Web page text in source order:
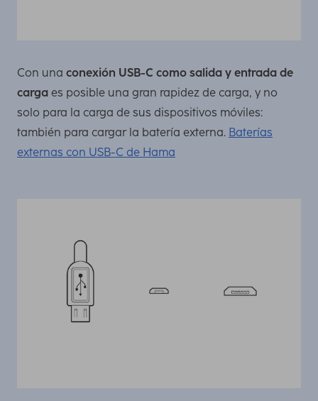
Con una conexión USB-C como salida y entrada de
carga es posible una gran rapidez de carga, y no
solo para la carga de sus dispositivos móviles:
también para cargar la batería externa. Baterías
externas con USB-C de Hama